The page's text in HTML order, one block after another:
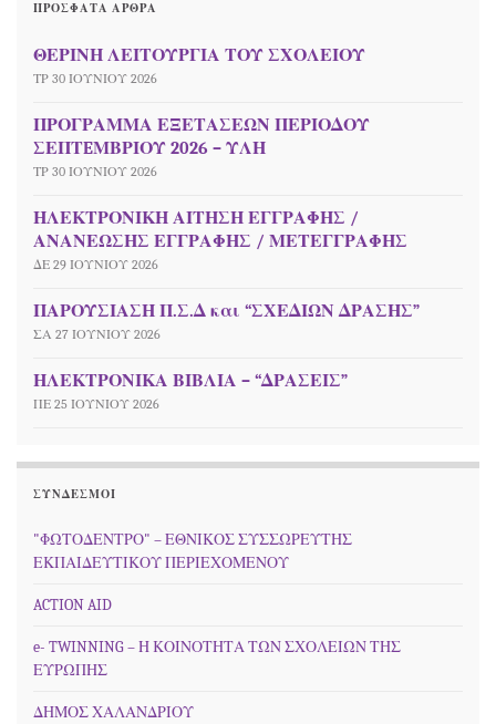
ΠΡΌΣΦΑΤΑ ΆΡΘΡΑ
ΘΕΡΙΝΗ ΛΕΙΤΟΥΡΓΙΑ ΤΟΥ ΣΧΟΛΕΙΟΥ
ΤΡ 30 ΙΟΥΝΊΟΥ 2026
ΠΡΟΓΡΑΜΜΑ ΕΞΕΤΑΣΕΩΝ ΠΕΡΙΟΔΟΥ
ΣΕΠΤEΜΒΡΙΟΥ 2026 – ΥΛΗ
ΤΡ 30 ΙΟΥΝΊΟΥ 2026
ΗΛΕΚΤΡΟΝΙΚΗ ΑΙΤΗΣΗ ΕΓΓΡΑΦΗΣ /
ΑΝΑΝΕΩΣΗΣ ΕΓΓΡΑΦΗΣ / ΜΕΤΕΓΓΡΑΦΗΣ
ΔΕ 29 ΙΟΥΝΊΟΥ 2026
ΠΑΡΟΥΣΙΑΣΗ Π.Σ.Δ και “ΣΧΕΔΙΩΝ ΔΡΑΣΗΣ”
ΣΑ 27 ΙΟΥΝΊΟΥ 2026
ΗΛΕΚΤΡΟΝΙΚΑ ΒΙΒΛΙΑ – “ΔΡΑΣΕΙΣ”
ΠΕ 25 ΙΟΥΝΊΟΥ 2026
ΣΎΝΔΕΣΜΟΙ
"ΦΩΤΟΔΕΝΤΡΟ" – ΕΘΝΙΚΟΣ ΣΥΣΣΩΡΕΥΤΗΣ
ΕΚΠΑΙΔΕΥΤΙΚΟΥ ΠΕΡΙΕΧΟΜΕΝΟΥ
ACTION AID
e- TWINNING – Η ΚΟΙΝΟΤΗΤΑ ΤΩΝ ΣΧΟΛΕΙΩΝ ΤΗΣ
ΕΥΡΩΠΗΣ
ΔΗΜΟΣ ΧΑΛΑΝΔΡΙΟΥ